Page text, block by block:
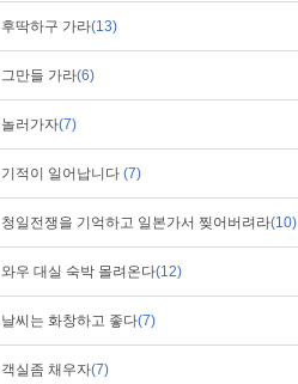
후딱하구 가라(13)
그만들 가라(6)
놀러가자(7)
기적이 일어납니다 (7)
청일전쟁을 기억하고 일본가서 찢어버려라(10)
와우 대실 숙박 몰려온다(12)
날씨는 화창하고 좋다(7)
객실좀 채우자(7)